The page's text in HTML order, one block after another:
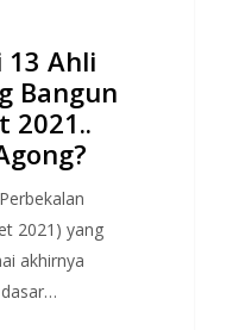
13 Ahli
Bangun
2021..
2021) yang
akhirnya